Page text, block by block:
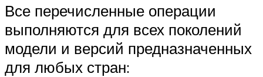
Все перечисленные операции
выполняются для всех поколений
модели и версий предназначенных
для любых стран: